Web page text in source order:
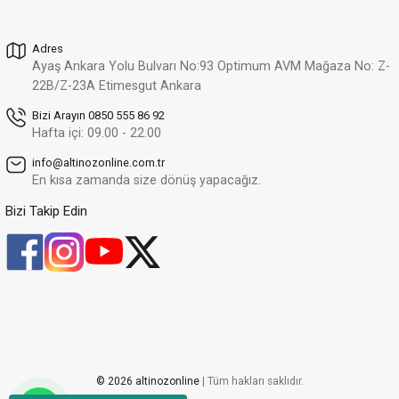
%30
Yeni
Pırlanta Damla Baget Ve Yuvarlak Kesim Şık Rose Altın Yüzük
68.937,11 TL
48.255,98 TL
Yeni
Altınöz Mücevherat
Pırlanta Oval Kesim Şık Rose Altın Yüzük
33.859,17 TL
%40 Altınöz Mücevherat
Pırlanta Takoz Tırnak Klasik Tektaş Beyaz Altın Yüzük
20.138,40 TL
Adres
Ayaş Ankara Yolu Bulvarı No:93 Optimum AVM Mağaza No: Z-
22B/Z-23A Etimesgut Ankara
Bizi Arayın 0850 555 86 92
Hafta içi: 09.00 - 22.00
info@altinozonline.com.tr
En kısa zamanda size dönüş yapacağız.
Bizi Takip Edin
© 2026 altinozonline | Tüm hakları saklıdır.